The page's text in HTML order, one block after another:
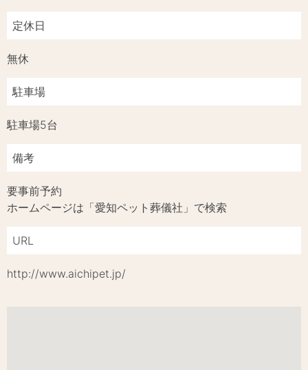
定休日
無休
駐車場
駐車場5台
備考
要事前予約
ホームページは「愛知ペット葬儀社」で検索
URL
http://www.aichipet.jp/